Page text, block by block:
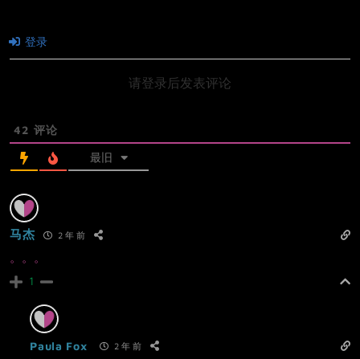
登录
请登录后发表评论
42 评论
最旧
马杰 2 年 前
。。。
1
Paula Fox 2 年 前